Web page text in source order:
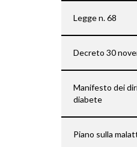
Legge n. 68
Decreto 30
Manifesto dei
diabete
Piano sulla